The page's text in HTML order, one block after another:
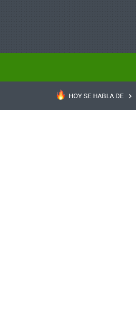
HOY SE HABLA DE